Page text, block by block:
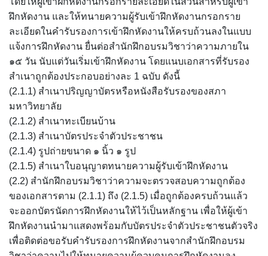
ฝึกหัดงาน และให้ทนายความผู้รับเข้าฝึกหัดงานกรอกราย
ละเอียดในคำรับรองการเข้าฝึกหัดงานให้ครบถ้วนลงในแบบ
แจ้งการฝึกหัดงาน ยื่นต่อสำนักฝึกอบรมวิชาว่าความภายใน
๑๕ วัน นับแต่วันเริ่มเข้าฝึกหัดงาน โดยแนบเอกสารที่รับรอง
สำเนาถูกต้องประกอบอย่างละ 1 ฉบับ ดังนี้
(2.1.1) สำเนาปริญญาบัตรหรือหนังสือรับรองของสภา
มหาวิทยาลัย
(2.1.2) สำเนาทะเบียนบ้าน
(2.1.3) สำเนาบัตรประจำตัวประชาชน
(2.1.4) รูปถ่ายขนาด ๑ นิ้ว ๑ รูป
(2.1.5) สำเนาใบอนุญาตทนายความผู้รับเข้าฝึกหัดงาน
(2.2) สำนักฝึกอบรมวิชาว่าความจะตรวจสอบความถูกต้อง
ของเอกสารตาม (2.1.1) ถึง (2.1.5) เมื่อถูกต้องครบถ้วนแล้ว
จะออกบัตรนัดการฝึกหัดงานให้ไว้เป็นหลักฐาน เพื่อให้ผู้เข้า
ฝึกหัดงานนำมาแสดงพร้อมกับบัตรประจำตัวประชาชนตัวจริง
เพื่อติดต่อขอรับคำรับรองการฝึกหัดงานจากสำนักฝึกอบรม